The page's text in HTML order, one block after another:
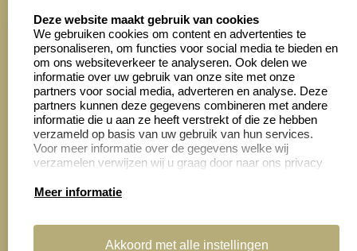
4028 beoordelingen
Zakelijk:
Aanvraag op maat
Cadeaubonnen
Klantenservice:
Contact opnemen
Veelgestelde vragen
Retourneren
Deze website maakt gebruik van cookies
We gebruiken cookies om content en advertenties te
personaliseren, om functies voor social media te bieden en
om ons websiteverkeer te analyseren. Ook delen we
informatie over uw gebruik van onze site met onze
partners voor social media, adverteren en analyse. Deze
partners kunnen deze gegevens combineren met andere
informatie die u aan ze heeft verstrekt of die ze hebben
verzameld op basis van uw gebruik van hun services.
Voor meer informatie over de gegevens welke wij
verzamelen verwijzen wij u graag door naar ons privacy
Meer informatie
Akkoord met alle instellingen